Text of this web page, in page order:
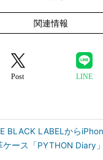
関連情報
Post LINE
BLACK LABELから
ケース「PYTHON Diary